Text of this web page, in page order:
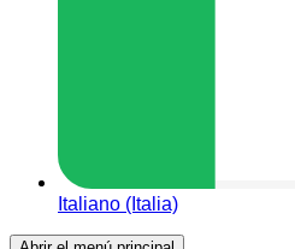
Italiano (Italia)